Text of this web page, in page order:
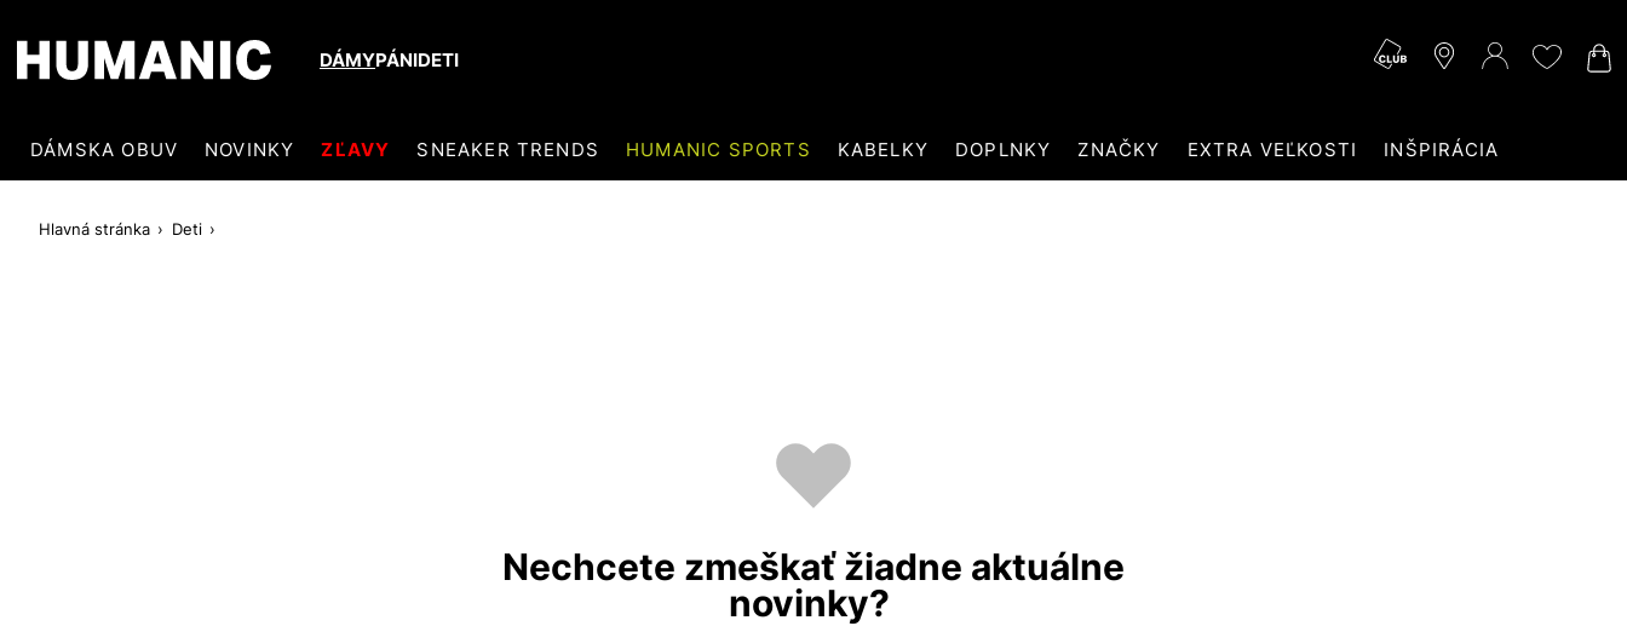
DÁMYPÁNIDETI
DÁMSKA OBUV NOVINKY ZĽAVY SNEAKER TRENDS HUMANIC SPORTS KABELKY DOPLNKY ZNAČKY EXTRA VEĽKOSTI INŠPIRÁCIA
Hlavná stránka Deti
Nechcete zmeškať žiadne aktuálne
novinky?